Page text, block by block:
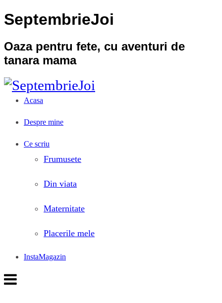
SeptembrieJoi
Oaza pentru fete, cu aventuri de
tanara mama
Acasa
Despre mine
Ce scriu
Frumusete
Din viata
Maternitate
Placerile mele
InstaMagazin